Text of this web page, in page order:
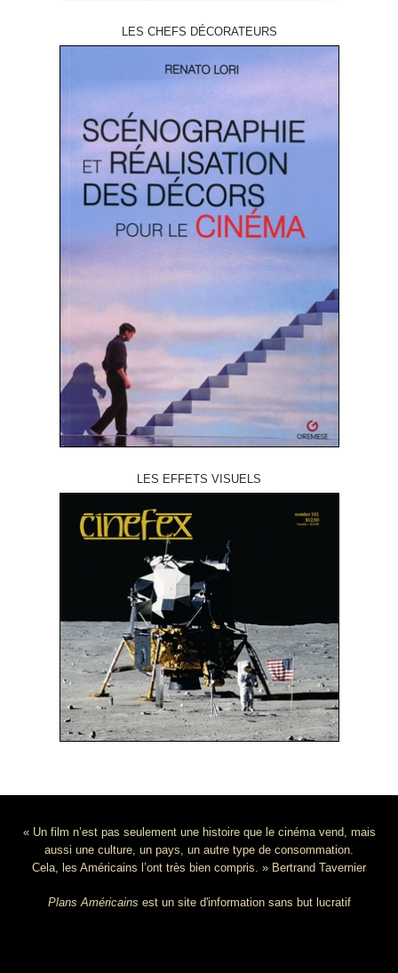
LES CHEFS DÉCORATEURS
LES EFFETS VISUELS
« Un film n’est pas seulement une histoire que le cinéma vend, mais
aussi une culture, un pays, un autre type de consommation.
Cela, les Américains l’ont très bien compris. » Bertrand Tavernier
Plans Américains est un site d'information sans but lucratif